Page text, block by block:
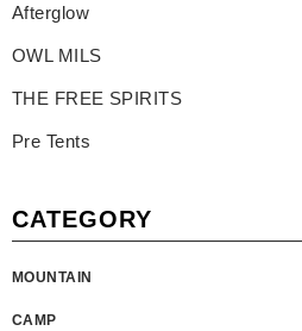
Afterglow
OWL MILS
THE FREE SPIRITS
Pre Tents
CATEGORY
MOUNTAIN
CAMP